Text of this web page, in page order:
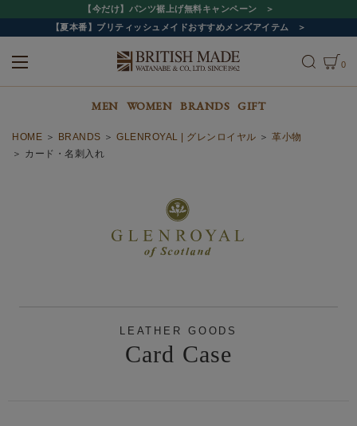
【今だけ】パンツ裾上げ無料キャンペーン
【夏本番】ブリティッシュメイドおすすめメンズアイテム
0
MEN WOMEN BRANDS GIFT
HOME BRANDS GLENROYAL | グレンロイヤル
革小物
カード・名刺入れ
LEATHER GOODS
Card Case